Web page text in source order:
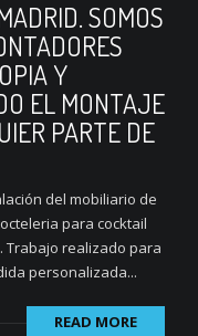
SOMOS
Y
EL MONTAJE
PARTE DE
del mobiliario de
para cocktail
Trabajo realizado para
personalizada...
READ MORE